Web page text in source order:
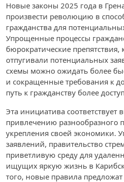
Новые законы 2025 года в
произвести революцию в
гражданства для
Упрощенные процессы
бюрократические
отпугивали потенциальных
схемы можно ожидать более
и сокращенные требования к
путь к гражданству более
Эта инициатива
привлечению разнообразного
укрепления своей экономики.
заявлений, правительство
приветливую среду для
ищущих яркую жизнь в
того, новые правила